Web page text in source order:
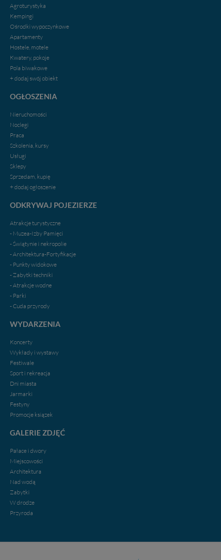
Agroturystyka
Kempingi
Ośrodki wypoczynkowe
Apartamenty
Hostele, motele
Kwatery, pokoje
Pola biwakowe
+ dodaj swój obiekt
OGŁOSZENIA
Nieruchomości
Noclegi
Praca
Szkolenia, kursy
Usługi
Sklepy
Sprzedam, kupię
+ dodaj ogłoszenie
ODKRYWAJ POJEZIERZE
Atrakcje turystyczne
- Muzea-Izby Pamięci
- Świątynie i nekropolie
- Architektura-Fortyfikacje
- Punkty widokowe
- Zabytki techniki
- Atrakcje wodne
- Parki
- Cuda przyrody
WYDARZENIA
Koncerty
Wykłady i wystawy
Festiwale
Sport i rekreacja
Dni miasta
Jarmarki
Festyny
Promocje ksiązek
GALERIE ZDJĘĆ
Pałace i dwory
Miejscowości
Architektura
Nad wodą
Zabytki
W drodze
Przyroda